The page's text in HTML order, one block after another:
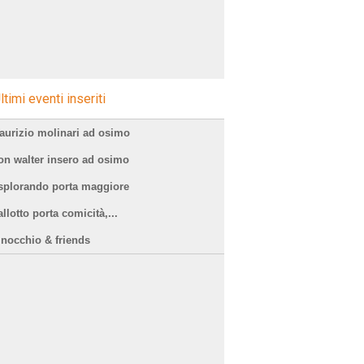
eventi inseriti
molinari ad osimo
walter insero ad osimo
porta maggiore
porta comicità,...
& friends